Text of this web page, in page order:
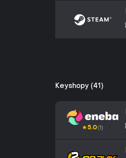
Keyshopy (41)
★5.0(1)